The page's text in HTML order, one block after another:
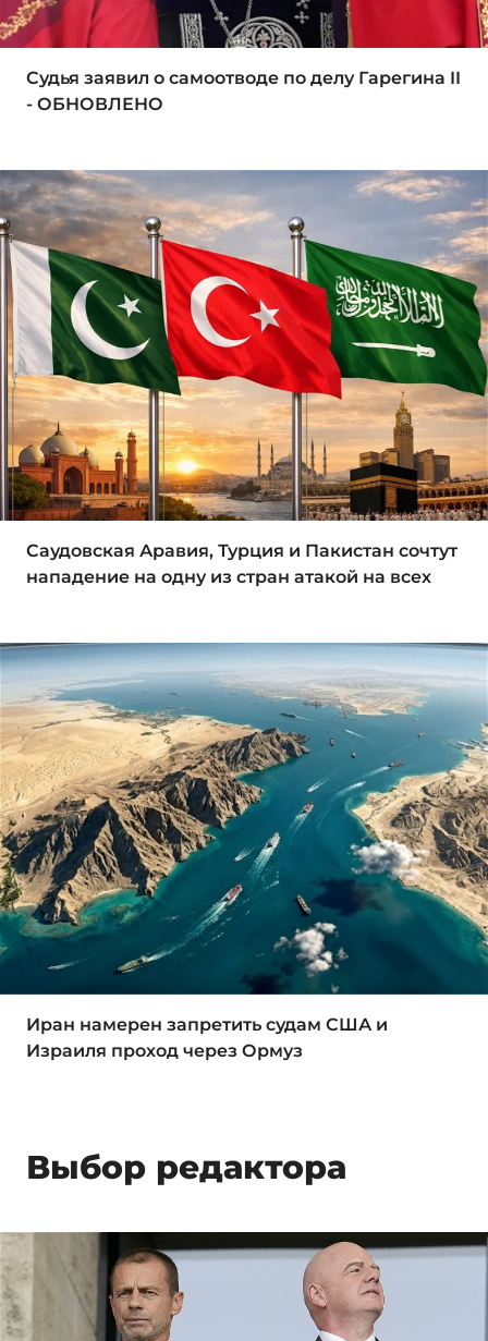
Судья заявил о самоотводе по делу Гарегина II
- ОБНОВЛЕНО
Саудовская Аравия, Турция и Пакистан сочтут
нападение на одну из стран атакой на всех
Иран намерен запретить судам США и
Израиля проход через Ормуз
Выбор редактора